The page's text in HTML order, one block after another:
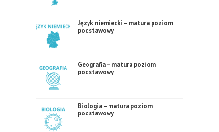
Język niemiecki – matura poziom
podstawowy
Geografia – matura poziom
podstawowy
Biologia – matura poziom
podstawowy